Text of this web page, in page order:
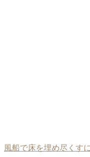
風船で床を埋め尽くす